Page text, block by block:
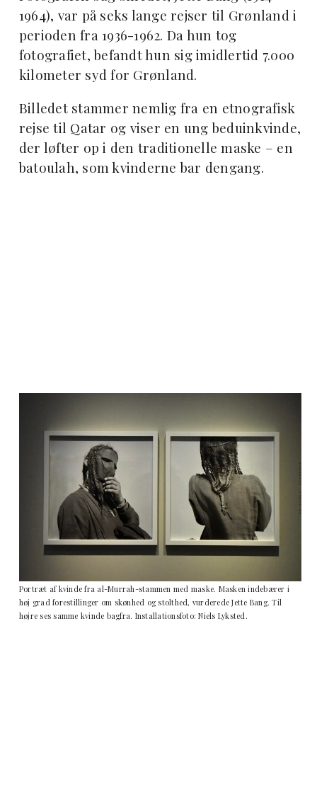
1964), var på seks lange rejser til Grønland i
perioden fra 1936-1962. Da hun tog
fotografiet, befandt hun sig imidlertid 7.000
kilometer syd for Grønland.
Billedet stammer nemlig fra en etnografisk
rejse til Qatar og viser en ung beduinkvinde,
der løfter op i den traditionelle maske – en
batoulah, som kvinderne bar dengang.
Portræt af kvinde fra al-Murrah-stammen med maske. Masken indebærer i
høj grad forestillinger om skønhed og stolthed, vurderede Jette Bang. Til
højre ses samme kvinde bagfra. Installationsfoto: Niels Lyksted.